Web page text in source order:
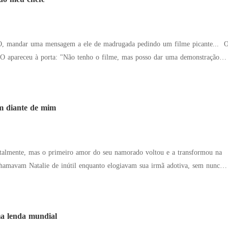
um canalha que apenas se agarra a pessoas que não o amam." Um
com carinho. "Qualquer um cobiçando minha esposa terá que se entender
mandar uma mensagem a ele de madrugada pedindo um filme picante... O
apareceu à porta: "Não tenho o filme, mas posso dar uma demonstração
diante de mim
mas o primeiro amor do seu namorado voltou e a transformou na
chegou tarde demais. O ex implorou por perdão:
lenda mundial